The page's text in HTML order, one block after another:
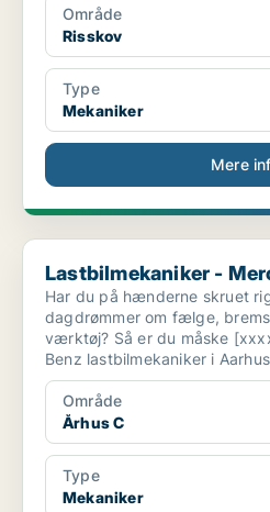
Område
Risskov
Type
Mekaniker
Mere
Lastbilmekaniker - Mercedes-
Lastbilmekaniker -
Har du på hænderne skruet
dagdrømmer om fælge,
værktøj? Så er du måske
Benz lastbilmekaniker i
Område
Århus C
Type
Mekaniker